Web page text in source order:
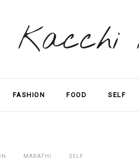
Kacchi
FASHION FOOD SELF
MARATHI SELF